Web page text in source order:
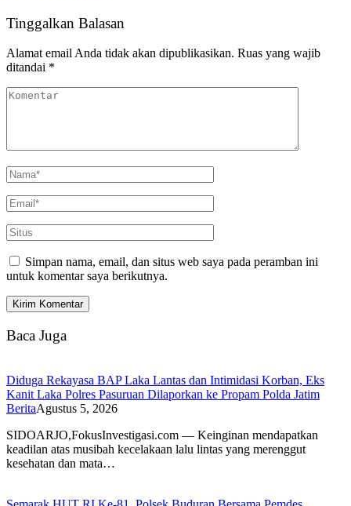
Tinggalkan Balasan
Alamat email Anda tidak akan dipublikasikan. Ruas yang wajib
ditandai *
Simpan nama, email, dan situs web saya pada peramban ini
untuk komentar saya berikutnya.
Baca Juga
Diduga Rekayasa BAP Laka Lantas dan Intimidasi Korban, Eks
Kanit Laka Polres Pasuruan Dilaporkan ke Propam Polda Jatim
BeritaAgustus 5, 2026
SIDOARJO,FokusInvestigasi.com — Keinginan mendapatkan
keadilan atas musibah kecelakaan lalu lintas yang merenggut
kesehatan dan mata…